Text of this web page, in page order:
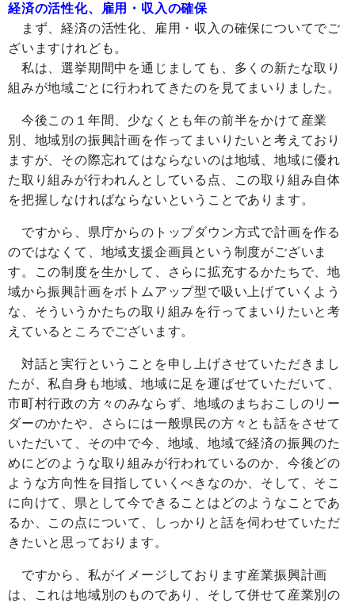
経済の活性化、雇用・収入の確保
まず、経済の活性化、雇用・収入の確保についてでご
ざいますけれども。
私は、選挙期間中を通じましても、多くの新たな取り
組みが地域ごとに行われてきたのを見てまいりました。
今後この１年間、少なくとも年の前半をかけて産業
別、地域別の振興計画を作ってまいりたいと考えており
ますが、その際忘れてはならないのは地域、地域に優れ
た取り組みが行われんとしている点、この取り組み自体
を把握しなければならないということであります。
ですから、県庁からのトップダウン方式で計画を作る
のではなくて、地域支援企画員という制度がございま
す。この制度を生かして、さらに拡充するかたちで、地
域から振興計画をボトムアップ型で吸い上げていくよう
な、そういうかたちの取り組みを行ってまいりたいと考
えているところでございます。
対話と実行ということを申し上げさせていただきまし
たが、私自身も地域、地域に足を運ばせていただいて、
市町村行政の方々のみならず、地域のまちおこしのリー
ダーのかたや、さらには一般県民の方々とも話をさせて
いただいて、その中で今、地域、地域で経済の振興のた
めにどのような取り組みが行われているのか、今後どの
ような方向性を目指していくべきなのか、そして、そこ
に向けて、県として今できることはどのようなことであ
るか、この点について、しっかりと話を伺わせていただ
きたいと思っております。
ですから、私がイメージしております産業振興計画
は、これは地域別のものであり、そして併せて産業別の